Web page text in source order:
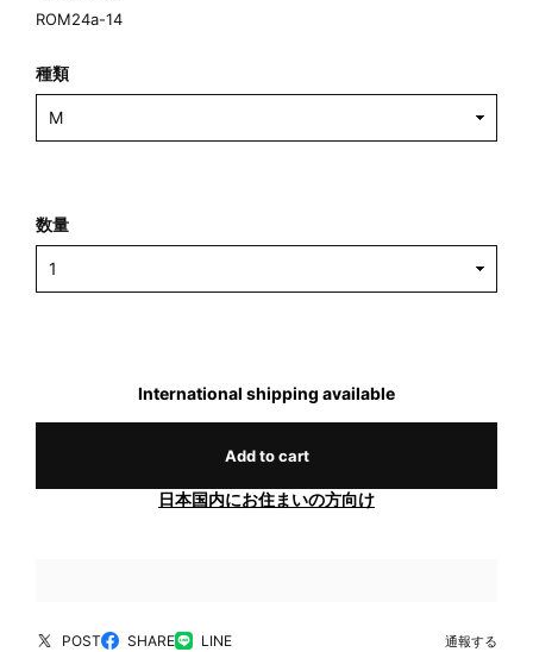
ROM24a-14
種類
数量
International shipping available
Add to cart
日本国内にお住まいの方向け
POST SHARE LINE 通報する